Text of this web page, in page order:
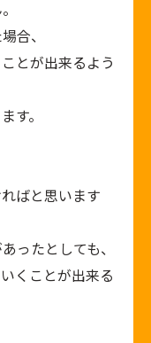
合、
とが出来るよう
す。
ばと思います
ったとしても、
くことが出来る